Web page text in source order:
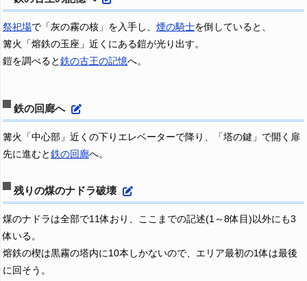
祭祀場で「灰の霧の核」を入手し、 煙の騎士を倒していると、
篝火「熔鉄の玉座」近くにある鎧が光り出す。
鎧を調べると鉄の古王の記憶へ。
鉄の回廊へ
篝火「中心部」近くの下りエレベーターで降り、「塔の鍵」で開く扉
先に進むと鉄の回廊へ。
残りの煤のナドラ破壊
煤のナドラは全部で11体おり、ここまでの記述(1～8体目)以外にも3
体いる。
熔鉄の楔は黒霧の塔内に10本しかないので、エリア最初の1体は最後
に回そう。